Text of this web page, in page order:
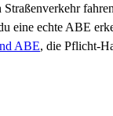
eine echte ABE
ABE, die Pflicht-